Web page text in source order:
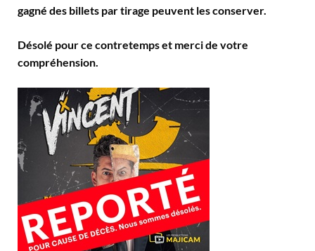
gagné des billets par tirage peuvent les conserver.
Désolé pour ce contretemps et merci de votre
compréhension.